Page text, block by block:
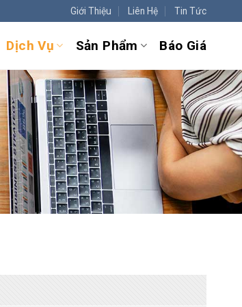
Giới Thiệu Liên Hệ Tin Tức
Dịch Vụ Sản Phẩm Báo Giá